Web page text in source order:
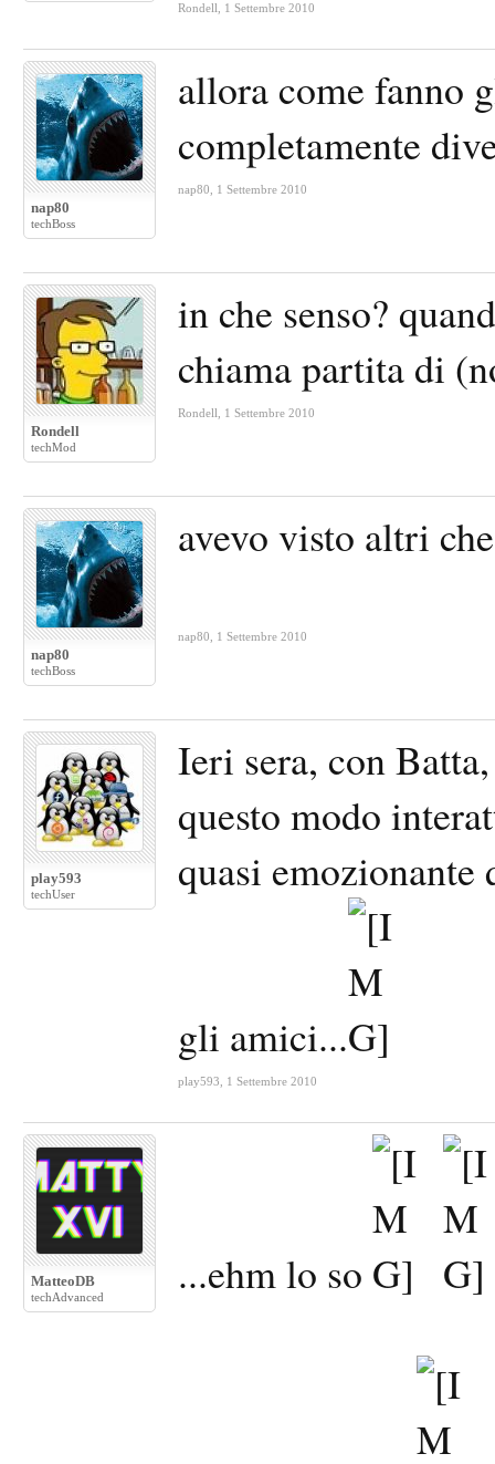
Rondell 1 Settembre 2010
nap80
techBoss
allora come fanno
completamente
nap80 1 Settembre 2010
Rondell
techMod
in che senso?
chiama partita di
Rondell 1 Settembre 2010
nap80
techBoss
avevo visto altri
nap80 1 Settembre 2010
play593
techUser
Ieri sera, con
questo modo
quasi emozionante
gli amici...
play593 1 Settembre 2010
MatteoDB
techAdvanced ...ehm lo so